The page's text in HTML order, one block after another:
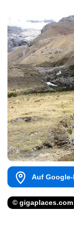
Auf
© gigaplaces.com